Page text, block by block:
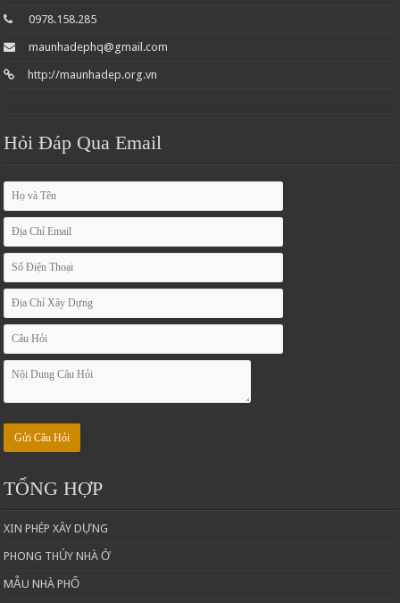
0978.158.285
maunhadephq@gmail.com
http://maunhadep.org.vn
Hỏi Đáp Qua Email
TỔNG HỢP
XIN PHÉP XÂY DỰNG
PHONG THỦY NHÀ Ở
MẪU NHÀ PHỐ